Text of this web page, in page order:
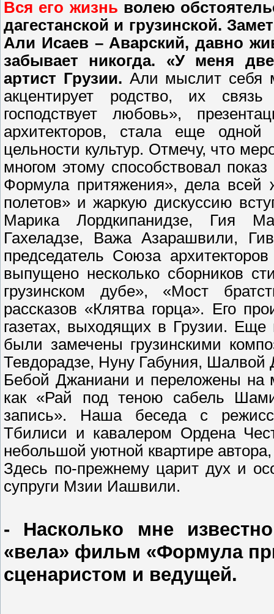
Вся его жизнь волею
дагестанской и грузинской.
Али Исаев – Аварский, давно
забывает никогда. «У меня
артист Грузии. Али мыслит себя
акцентирует родство, их
господствует любовь»,
архитекторов, стала еще
цельности культур. Отмечу, что
многом этому способствовал
Формула притяжения», дела всей
полетов» и жаркую дискуссию
Марика Лордкипанидзе, Гия
Гахеладзе, Важа Азарашвили,
председатель Союза
выпущено несколько сборников
грузинском дубе», «Мост
рассказов «Клятва горца». Его
газетах, выходящих в Грузии.
были замечены грузинскими
Тевдорадзе, Нуну Габуния,
Бебой Джаниани и переложены на
как «Рай под теною сабель
запись». Наша беседа с
Тбилиси и кавалером Ордена
небольшой уютной квартире
Здесь по-прежнему царит дух и
супруги Мзии Иашвили.
- Насколько мне
«вела» фильм «Формула
сценаристом и ведущей.